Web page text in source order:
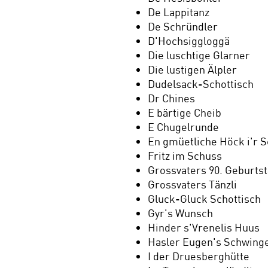
De Lappitanz
De Schründler
D'Hochsiggloggä
Die luschtige Glarner
Die lustigen Älpler
Dudelsack-Schottisch
Dr Chines
E bärtige Cheib
E Chugelrunde
En gmüetliche Höck i'r
Fritz im Schuss
Grossvaters 90.
Grossvaters Tänzli
Gluck-Gluck Schottisch
Gyr's Wunsch
Hinder s'Vrenelis Huus
Hasler Eugen's
I der Druesberghütte